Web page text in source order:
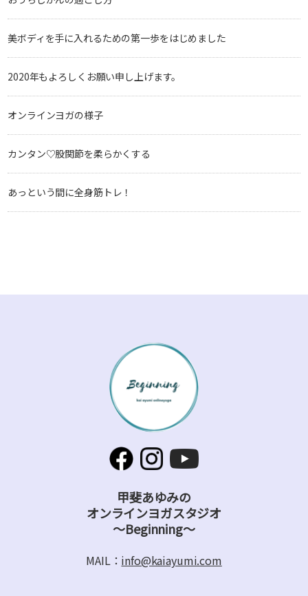
美ボディを手に入れるための第一歩をはじめました
2020年もよろしくお願い申し上げます。
オンラインヨガの様子
カンタン♡股関節を柔らかくする
あっという間に全身筋トレ！
甲斐あゆみの
オンラインヨガスタジオ
～Beginning～
MAIL： info@kaiayumi.com